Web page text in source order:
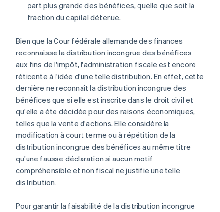
part plus grande des bénéfices, quelle que soit la
fraction du capital détenue.
Bien que la Cour fédérale allemande des finances
reconnaisse la distribution incongrue des bénéfices
aux fins de l'impôt, l'administration fiscale est encore
réticente à l'idée d'une telle distribution. En effet, cette
dernière ne reconnaît la distribution incongrue des
bénéfices que si elle est inscrite dans le droit civil et
qu'elle a été décidée pour des raisons économiques,
telles que la vente d'actions. Elle considère la
modification à court terme ou à répétition de la
distribution incongrue des bénéfices au même titre
qu'une fausse déclaration si aucun motif
compréhensible et non fiscal ne justifie une telle
distribution.
Pour garantir la faisabilité de la distribution incongrue